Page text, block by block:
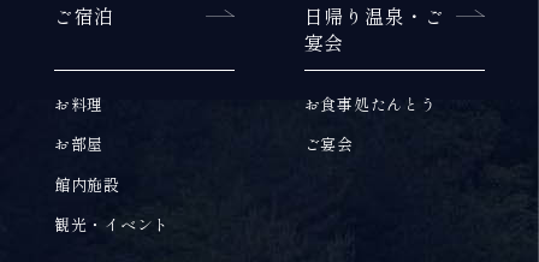
ご宿泊
お料理
お部屋
館内施設
観光・イベント
日帰り温泉・ご
宴会
お食事処たんとう
ご宴会